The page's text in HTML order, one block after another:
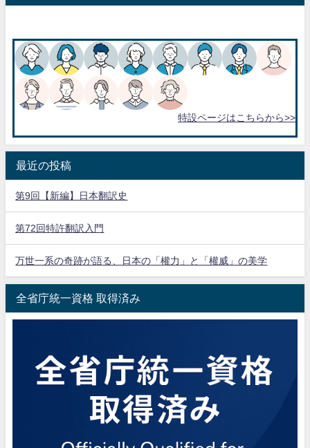
特設ページはこちらから>>
最近の投稿
第9回【新編】日本翻訳史
第72回特許翻訳入門
万世一系の奇跡が語る、日本の「權力」と「權威」の美学
全省庁統一資格 取得済み